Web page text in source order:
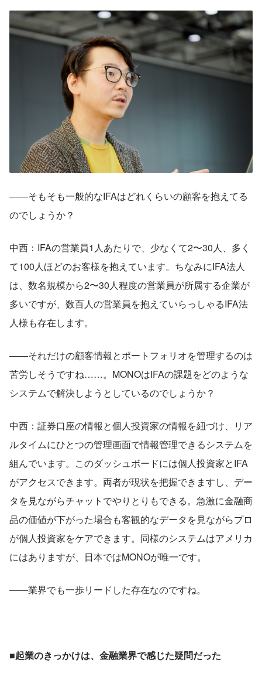
――そもそも一般的なIFAはどれくらいの顧客を抱えてる
のでしょうか？
中西：IFAの営業員1人あたりで、少なくて2〜30人、多く
て100人ほどのお客様を抱えています。ちなみにIFA法人
は、数名規模から2〜30人程度の営業員が所属する企業が
多いですが、数百人の営業員を抱えていらっしゃるIFA法
人様も存在します。
――それだけの顧客情報とポートフォリオを管理するのは
苦労しそうですね……。MONOはIFAの課題をどのような
システムで解決しようとしているのでしょうか？
中西：証券口座の情報と個人投資家の情報を紐づけ、リア
ルタイムにひとつの管理画面で情報管理できるシステムを
組んでいます。このダッシュボードには個人投資家とIFA
がアクセスできます。両者が現状を把握できますし、デー
タを見ながらチャットでやりとりもできる。急激に金融商
品の価値が下がった場合も客観的なデータを見ながらプロ
が個人投資家をケアできます。同様のシステムはアメリカ
にはありますが、日本ではMONOが唯一です。
――業界でも一歩リードした存在なのですね。
■起業のきっかけは、金融業界で感じた疑問だった